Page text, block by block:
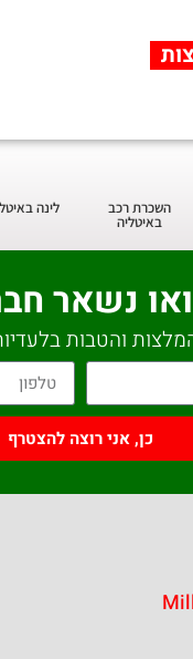
השכרת רכב
באיטליה
לינה
נשאר
והטבות
כן, אני רוצה להצטרף